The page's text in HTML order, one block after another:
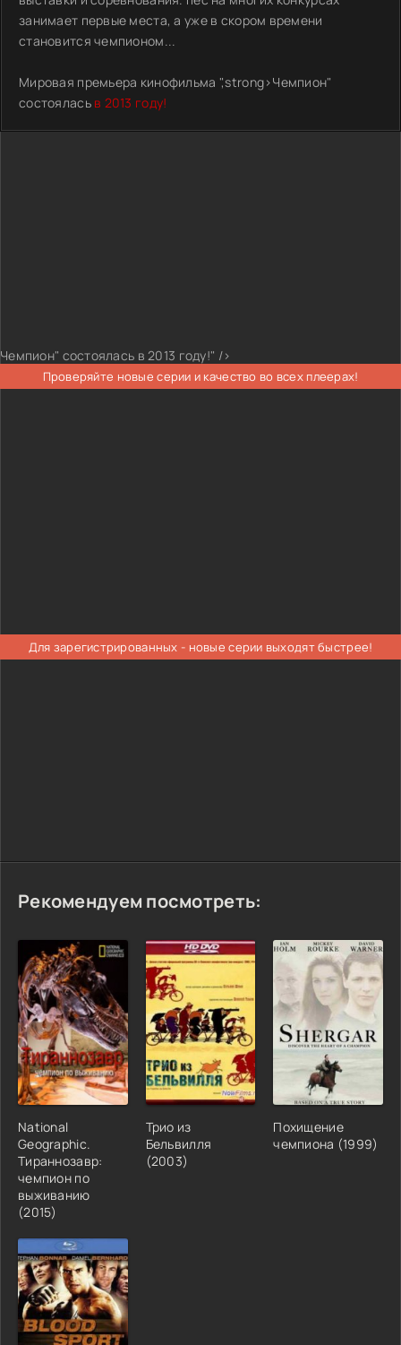
занимает первые места, а уже в скором времени
становится чемпионом...
Мировая премьера кинофильма ",strong>Чемпион"
состоялась в 2013 году!
Чемпион" состоялась в 2013 году!" />
Проверяйте новые серии и качество во всех плеерах!
Для зарегистрированных - новые серии выходят быстрее!
Рекомендуем посмотреть:
National
Geographic.
Тираннозавр:
чемпион по
выживанию
(2015)
Трио из
Бельвилля
(2003)
Похищение
чемпиона (1999)